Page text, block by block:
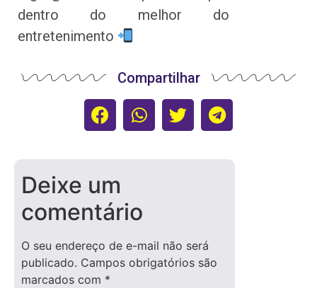
dentro do melhor do
entretenimento
Compartilhar
Deixe um
comentário
O seu endereço de e-mail não será
publicado. Campos obrigatórios são
marcados com *